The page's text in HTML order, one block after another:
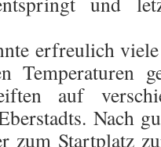
erfreulich
Temperaturen
auf
Nach
zum Startplatz